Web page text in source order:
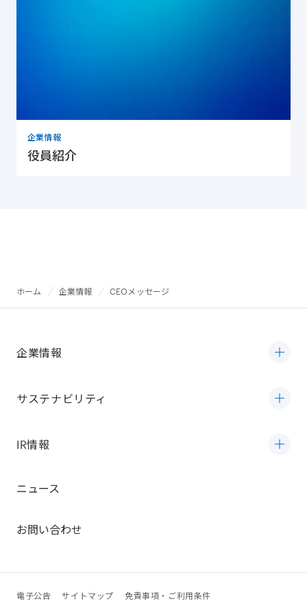
企業情報
役員紹介
ホーム 企業情報 CEOメッセージ
企業情報
サステナビリティ
IR情報
ニュース
お問い合わせ
電子公告 サイトマップ 免責事項・ご利用条件